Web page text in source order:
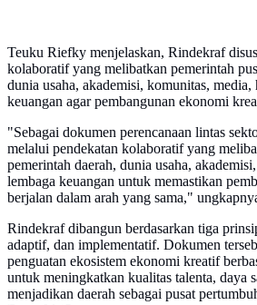
Teuku Riefky menjelaskan, Rindekraf
kolaboratif yang melibatkan pemerintah
dunia usaha, akademisi, komunitas, media,
keuangan agar pembangunan ekonomi
"Sebagai dokumen perencanaan lintas
melalui pendekatan kolaboratif yang
pemerintah daerah, dunia usaha,
lembaga keuangan untuk memastikan
berjalan dalam arah yang sama,"
Rindekraf dibangun berdasarkan tiga
adaptif, dan implementatif. Dokumen
penguatan ekosistem ekonomi kreatif
untuk meningkatkan kualitas talenta, daya
menjadikan daerah sebagai pusat